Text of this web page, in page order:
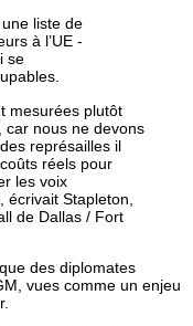
liste de
à l’UE -
se
mesurées plutôt
car nous ne devons
représailles il
réels pour
les voix
Stapleton,
de Dallas / Fort
des diplomates
vues comme un enjeu